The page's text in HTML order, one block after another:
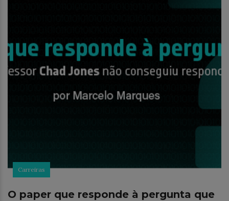
Carreiras
O paper que responde à pergunta que